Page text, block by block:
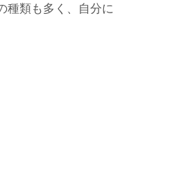
種類も多く、自分に